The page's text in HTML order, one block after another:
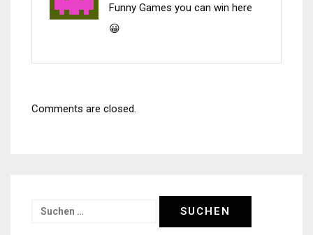
Funny Games you can win here
😀
Comments are closed.
Suchen